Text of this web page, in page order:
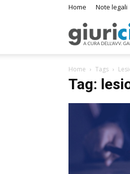
Home Note legali
Home Tags
Tag: